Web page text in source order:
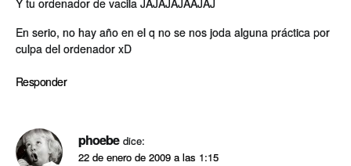
Y tu ordenador de vacila JAJAJAJAAJAJ
En serio, no hay año en el q no se nos joda alguna práctica por
culpa del ordenador xD
Responder
phoebe dice:
22 de enero de 2009 a las 1:15